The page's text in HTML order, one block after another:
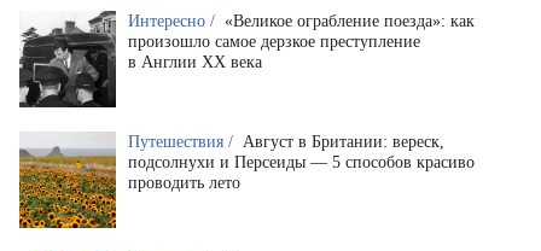
Интересно / «Великое ограбление поезда»: как
произошло самое дерзкое преступление
в Англии XX века
Путешествия / Август в Британии: вереск,
подсолнухи и Персеиды — 5 способов красиво
проводить лето